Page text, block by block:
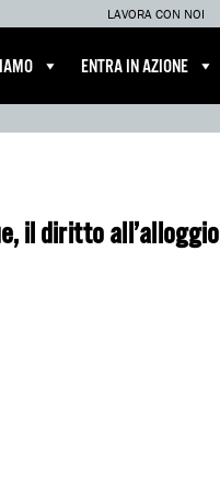
LAVORA CON NOI
ENTRA IN AZIONE
il diritto